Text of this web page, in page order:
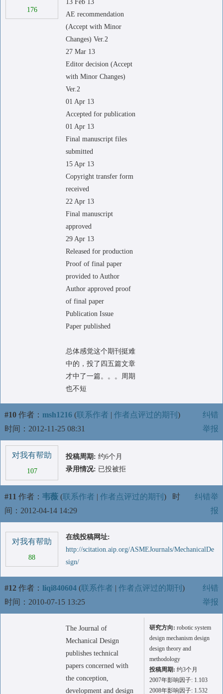
176
13 Feb 13
AE recommendation
(Accept with Minor
Changes) Ver.2
27 Mar 13
Editor decision (Accept
with Minor Changes)
Ver.2
01 Apr 13
Accepted for publication
01 Apr 13
Final manuscript files
submitted
15 Apr 13
Copyright transfer form
received
22 Apr 13
Final manuscript
approved
29 Apr 13
Released for production
Proof of final paper
provided to Author
Author approved proof
of final paper
Publication Issue
Paper published
总体感觉这个期刊挺难
中的，投了四五篇文章
才中了一篇。。。周期
也不短
#10 作者： msh1216 (联系作者 | 作者点评过的期刊 )
时间：2012-11-25 08:31
纠错
举报
对我有帮助
107
投稿周期: 约6个月
录用情况: 已投被拒
#11 作者： 韦薇 (联系作者 | 作者点评过的期刊 ) 时
间：2012-04-14 14:29
纠错举
报
对我有帮助
88
在线投稿网址:
http://scitation.aip.org/ASMEJournals/MechanicalDe
sign/
#12 作者： liqi840604 (联系作者 | 作者点评过的期刊 )
时间：2010-07-15 13:25
纠错
举报
The Journal of
Mechanical Design
publishes technical
papers concerned with
the conception,
development and design
研究方向: robotic system
design mechanism design
design theory and
methodology
投稿周期: 约3个月
2007年影响因子: 1.103
2008年影响因子: 1.532